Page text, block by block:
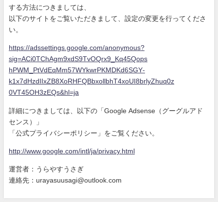
する方法につきましては、
以下のサイトをご覧いただきまして、設定の変更を行ってくださ
い
https://adssettings.google.com/anonymous?
sig=ACi0TChAgm9xdS9TvOQrx9_Kq45Qops
hPWM_PtVdEqMm57WYkwrPKMDKd6SGY-
k1x7dHzdIIxZB8XoRHFQBbxollbhT4xoUI8brlyZhuq0z
0VT45OH3zEQs&hl=ja
詳細につきましては、以下の「Google Adsense（グーグルアド
センス）」
「公式プライバシーポリシー」をご覧ください。
http://www.google.com/intl/ja/privacy.html
運営者：うらやすうさぎ
連絡先：urayasuusagi@outlook.com